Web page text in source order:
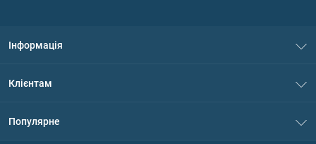
Інформація
Політика конфіденційності
Клієнтам
Популярне